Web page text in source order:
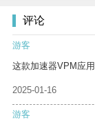
评论
游客
这款加速器VPM应
2025-01-16
游客